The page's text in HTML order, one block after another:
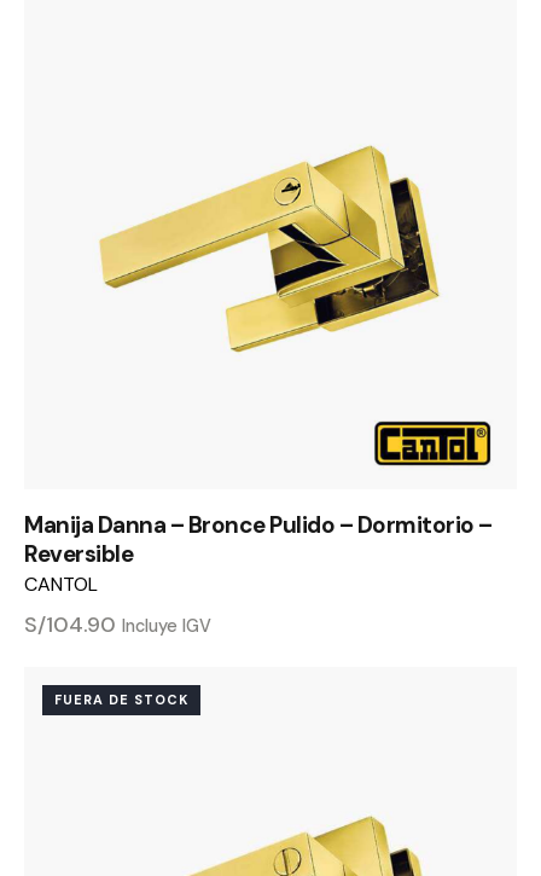
Manija Danna – Bronce Pulido – Dormitorio –
Reversible
CANTOL
S/104.90 Incluye IGV
FUERA DE STOCK